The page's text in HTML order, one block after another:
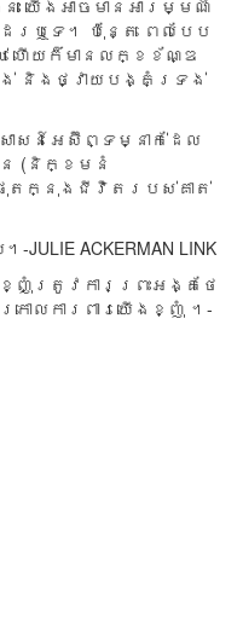
ះ យើង​អាច​មាន​អារម្មណ៍​
រ​ឬ​ទេ។ ប៉ុន្តែ​ ពេល​បែប​
ល់ ហើយ​ក៏​មាន​លក្ខ​ខ័ណ្ឌ​
ង់ និង​ថ្វាយ​បង្គំ​ទ្រង់​
ាសន៍​អេស៊ីព្ទ​ម្នាក់​ដែល​
ន (និក្ខមនំ
បំផុត​ក្នុង​ជីវិត​របស់​គាត់​
ACKERMAN LINK
ញុំ​ត្រូវ​ការ​ព្រះ​អង្គ​ថែ​
ោល​ការពារ​​យើង​ខ្ញុំ ។-